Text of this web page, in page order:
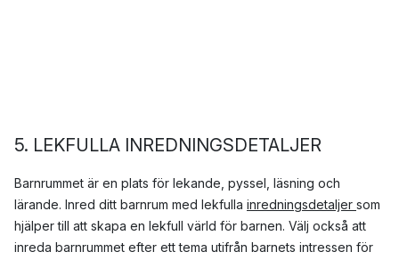
5. LEKFULLA INREDNINGSDETALJER
Barnrummet är en plats för lekande, pyssel, läsning och
lärande. Inred ditt barnrum med lekfulla inredningsdetaljer som
hjälper till att skapa en lekfull värld för barnen. Välj också att
inreda barnrummet efter ett tema utifrån barnets intressen för